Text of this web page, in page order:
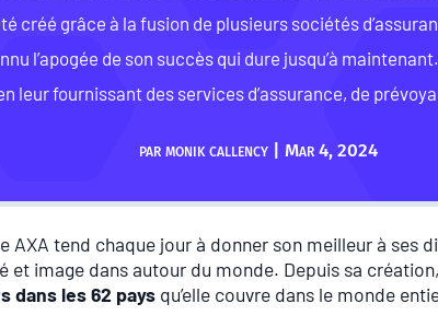
créé grâce à la fusion de plusieurs sociétés
l’apogée de son succès qui dure jusqu’à
leur fournissant des services d’assurance, de
parmonik callency| Mar 4, 2024
AXA tend chaque jour à donner son meilleur à ses
et image dans autour du monde. Depuis sa
dans les 62 paysqu’elle couvre dans le monde